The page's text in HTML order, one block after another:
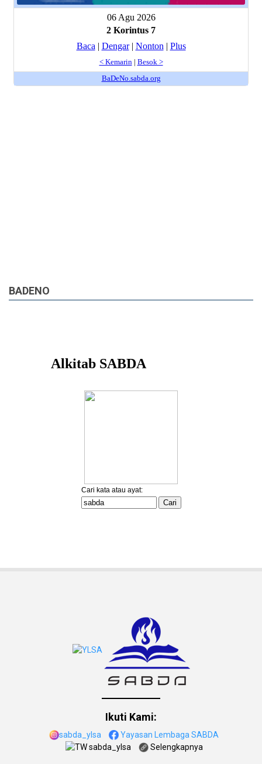
BADENO
Ikuti Kami:
sabda_ylsa
Yayasan Lembaga SABDA
sabda_ylsa
Selengkapnya